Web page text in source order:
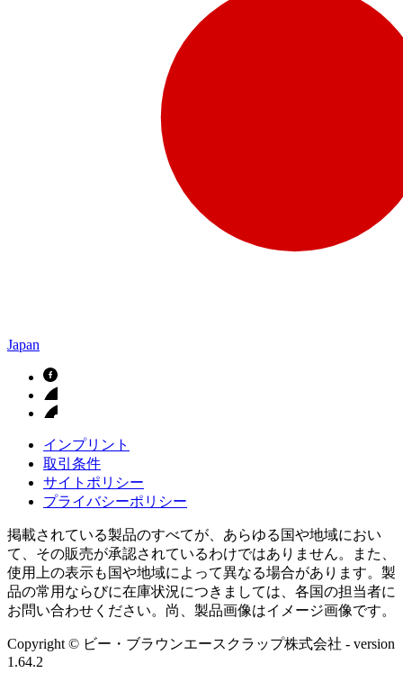
Japan
インプリント
取引条件
サイトポリシー
プライバシーポリシー
掲載されている製品のすべてが、あらゆる国や地域におい
て、その販売が承認されているわけではありません。また、
使用上の表示も国や地域によって異なる場合があります。製
品の常用ならびに在庫状況につきましては、各国の担当者に
お問い合わせください。尚、製品画像はイメージ画像です。
Copyright © ビー・ブラウンエースクラップ株式会社 - version
1.64.2